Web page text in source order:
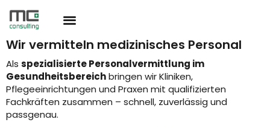
Inhalt
springen
Wir vermitteln medizinisches Personal
Als spezialisierte Personalvermittlung im
Gesundheitsbereichbringen wir Kliniken,
Pflegeeinrichtungen und Praxen mit qualifizierten
Fachkräften zusammen – schnell, zuverlässig und
passgenau.